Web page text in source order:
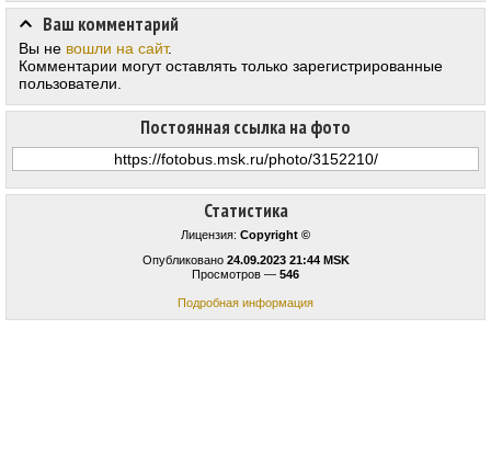
Статистика
Лицензия: Copyright ©
Опубликовано 24.09.2023 21:44 MSK
Просмотров — 546
Подробная информация
Постоянная ссылка на фото
Ваш комментарий
Вы не вошли на сайт.
Комментарии могут оставлять только зарегистрированные
пользователи.